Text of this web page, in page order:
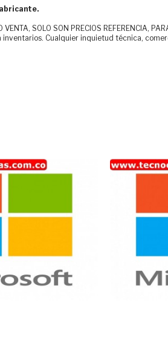
VENTA, SOLO SON PRECIOS
Cualquier inquietud técnica,